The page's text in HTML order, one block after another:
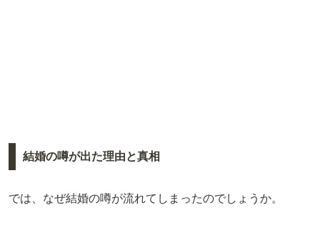
結婚の噂が出た理由と真相
では、なぜ結婚の噂が流れてしまったのでしょうか。